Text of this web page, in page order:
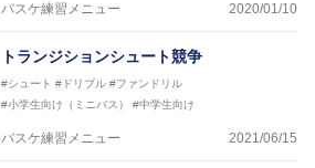
バスケ練習メニュー 2020/01/10
トランジションシュート競争
#シュート #ドリブル #ファンドリル
#小学生向け（ミニバス）
#中学生向け
バスケ練習メニュー 2021/06/15